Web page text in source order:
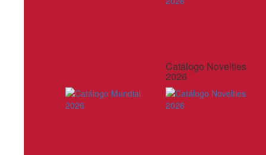
Catálogo Novelties
2026